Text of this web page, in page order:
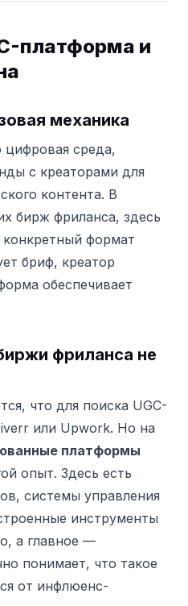
платформа и
механика
среда,
с креаторами для
контента. В
бирж фриланса, здесь
формат
бриф, креатор
обеспечивает
фриланса не
что для поиска UGC-
или Upwork. Но на
платформы
опыт. Здесь есть
системы управления
инструменты
а главное —
понимает, что такое
от инфлюенс-